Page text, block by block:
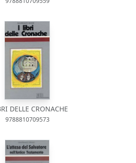
DELLE CRONACHE
9788810709573